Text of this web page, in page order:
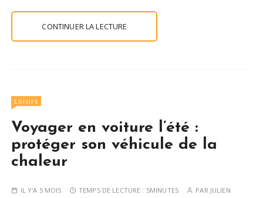
CONTINUER LA LECTURE
Loisirs
Voyager en voiture l’été :
protéger son véhicule de la
chaleur
IL Y'A 5 MOIS TEMPS DE LECTURE : 5MINUTES PAR JULIEN